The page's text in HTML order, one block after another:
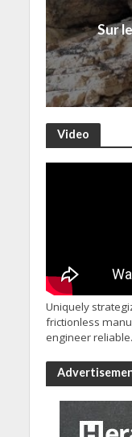
Sur
Video
Uniquely
frictionless
engineer reliable.